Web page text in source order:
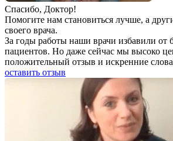
Спаcибо, Доктор!
Помогите нам становиться лучше, а
своего врача.
За годы работы наши врачи избавили от
пациентов. Но даже сейчас мы высоко
положительный отзыв и искренние
оставить отзыв